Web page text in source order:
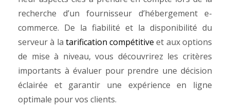
recherche d’un fournisseur d’hébergement e-
commerce. De la fiabilité et la disponibilité du
serveur à la tarification compétitive et aux options
de mise à niveau, vous découvrirez les critères
importants à évaluer pour prendre une décision
éclairée et garantir une expérience en ligne
optimale pour vos clients.